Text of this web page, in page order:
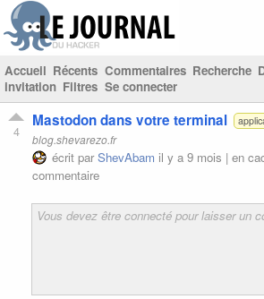
Accueil Récents Commentaires Recherche
invitation Filtres Se connecter
4
Mastodon dans votre terminal
blog.shevarezo.fr
écrit parShevAbam il y a 9 mois | en
commentaire